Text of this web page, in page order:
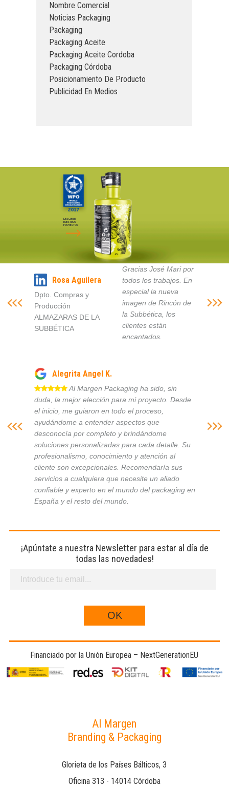
Nombre Comercial
Noticias Packaging
Packaging
Packaging Aceite
Packaging Aceite Cordoba
Packaging Córdoba
Posicionamiento De Producto
Publicidad En Medios
DESCUBRE
NUESTROS
PROYECTOS
Rosa Aguilera
Dpto. Compras y
Producción
ALMAZARAS DE LA
SUBBÉTICA
Gracias José Mari por
todos los trabajos. En
especial la nueva
imagen de Rincón de
la Subbética, los
clientes están
encantados.
Alegrita Angel K.
Al Margen Packaging ha sido, sin
duda, la mejor elección para mi proyecto. Desde
el inicio, me guiaron en todo el proceso,
ayudándome a entender aspectos que
desconocía por completo y brindándome
soluciones personalizadas para cada detalle. Su
profesionalismo, conocimiento y atención al
cliente son excepcionales. Recomendaría sus
servicios a cualquiera que necesite un aliado
confiable y experto en el mundo del packaging en
España y el resto del mundo.
¡Apúntate a nuestra Newsletter para estar al día de
todas las novedades!
Financiado por la Unión Europea – NextGenerationEU
Al Margen
Branding & Packaging
Glorieta de los Países Bálticos, 3
Oficina 313 - 14014 Córdoba